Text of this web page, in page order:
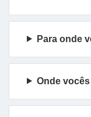
Para onde
Onde